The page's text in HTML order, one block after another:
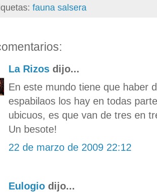
fauna salsera
La Rizos dijo...
En este mundo tiene que haber
espabilaos los hay en todas
ubicuos, es que van de tres en
Un besote!
22 de marzo de 2009 22:12
Eulogio dijo...